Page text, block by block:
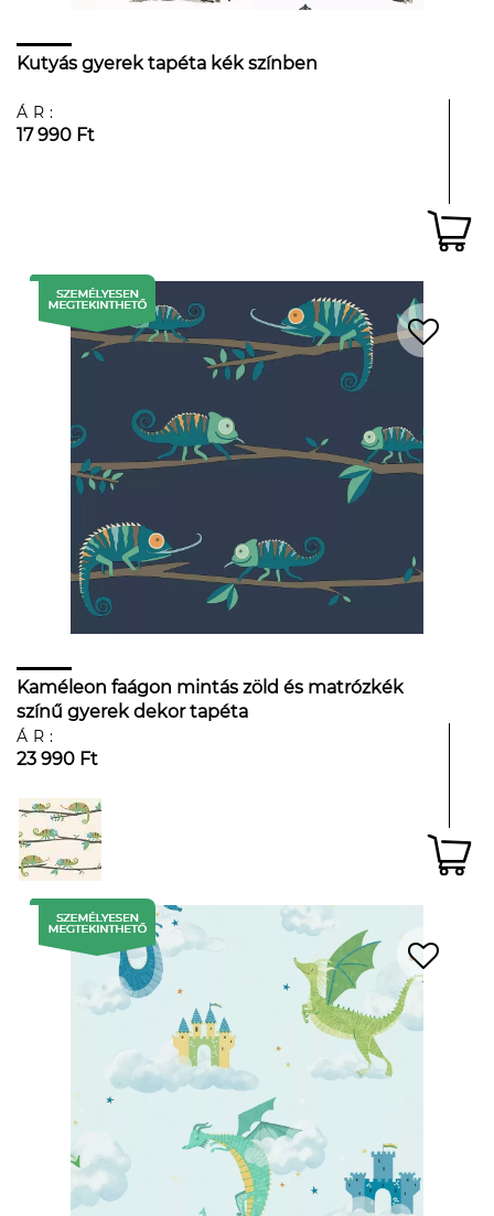
Kutyás gyerek tapéta kék színben
ÁR:
17 990 Ft
Kaméleon faágon mintás zöld és matrózkék
színű gyerek dekor tapéta
ÁR:
23 990 Ft